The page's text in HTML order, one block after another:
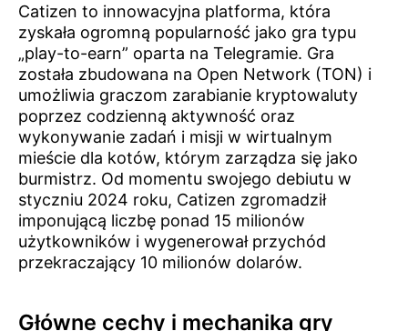
Catizen to innowacyjna platforma, która
zyskała ogromną popularność jako gra typu
„play-to-earn” oparta na Telegramie. Gra
została zbudowana na Open Network (TON) i
umożliwia graczom zarabianie kryptowaluty
poprzez codzienną aktywność oraz
wykonywanie zadań i misji w wirtualnym
mieście dla kotów, którym zarządza się jako
burmistrz. Od momentu swojego debiutu w
styczniu 2024 roku, Catizen zgromadził
imponującą liczbę ponad 15 milionów
użytkowników i wygenerował przychód
przekraczający 10 milionów dolarów.
Główne cechy i mechanika gry